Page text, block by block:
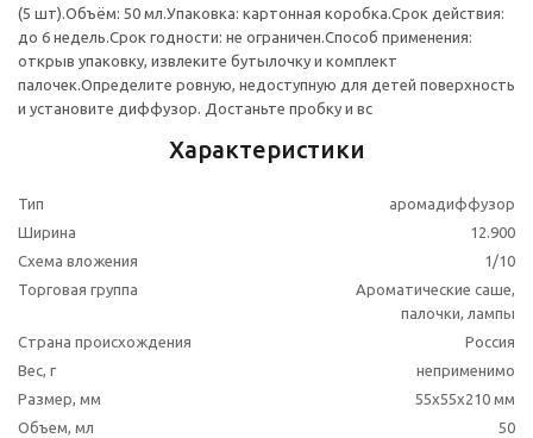
(5 шт).Объём: 50 мл.Упаковка: картонная коробка.Срок действия:
до 6 недель.Срок годности: не ограничен.Способ применения:
открыв упаковку, извлеките бутылочку и комплект
палочек.Определите ровную, недоступную для детей поверхность
и установите диффузор. Достаньте пробку и вс
Характеристики
Тип
аромадиффузор
Ширина
12.900
Схема вложения
1/10
Торговая группа
Ароматические саше,
палочки, лампы
Страна происхождения
Россия
Вес, г
неприменимо
Размер, мм
55x55x210 мм
Объем, мл
50